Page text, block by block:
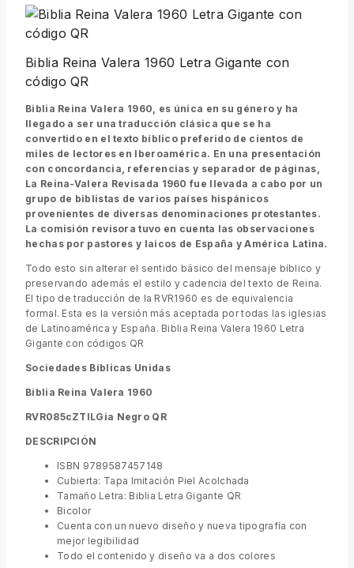
Biblia Reina Valera 1960 Letra Gigante con
código QR
Biblia Reina Valera 1960, es única en su género y ha
llegado a ser una traducción clásica que se ha
convertido en el texto bíblico preferido de cientos de
miles de lectores en Iberoamérica. En una presentación
con concordancia, referencias y separador de páginas,
La Reina-Valera Revisada 1960 fue llevada a cabo por un
grupo de biblistas de varios países hispánicos
provenientes de diversas denominaciones protestantes.
La comisión revisora tuvo en cuenta las observaciones
hechas por pastores y laicos de España y América Latina.
Todo esto sin alterar el sentido básico del mensaje bíblico y
preservando además el estilo y cadencia del texto de Reina.
El tipo de traducción de la RVR1960 es de equivalencia
formal. Esta es la versión más aceptada por todas las iglesias
de Latinoamérica y España. Biblia Reina Valera 1960 Letra
Gigante con códigos QR
Sociedades Bíblicas Unidas
Biblia Reina Valera 1960
RVR085cZTILGia Negro QR
DESCRIPCIÓN
ISBN 9789587457148
Cubierta: Tapa Imitación Piel Acolchada
Tamaño Letra: Biblia Letra Gigante QR
Bicolor
Cuenta con un nuevo diseño y nueva tipografía con
mejor legibilidad
Todo el contenido y diseño va a dos colores